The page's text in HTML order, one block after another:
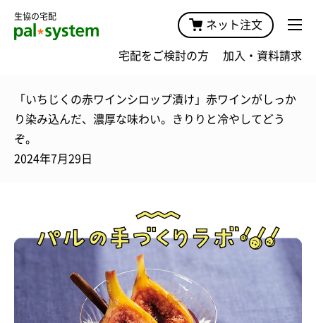
生協の宅配
ネット注文
宅配をご検討の方 加入・資料請求
「いちじくの赤ワインシロップ漬け」赤ワインがしっか
り染み込んだ、濃厚な味わい。きりりと冷やしてどう
ぞ。
2024年7月29日